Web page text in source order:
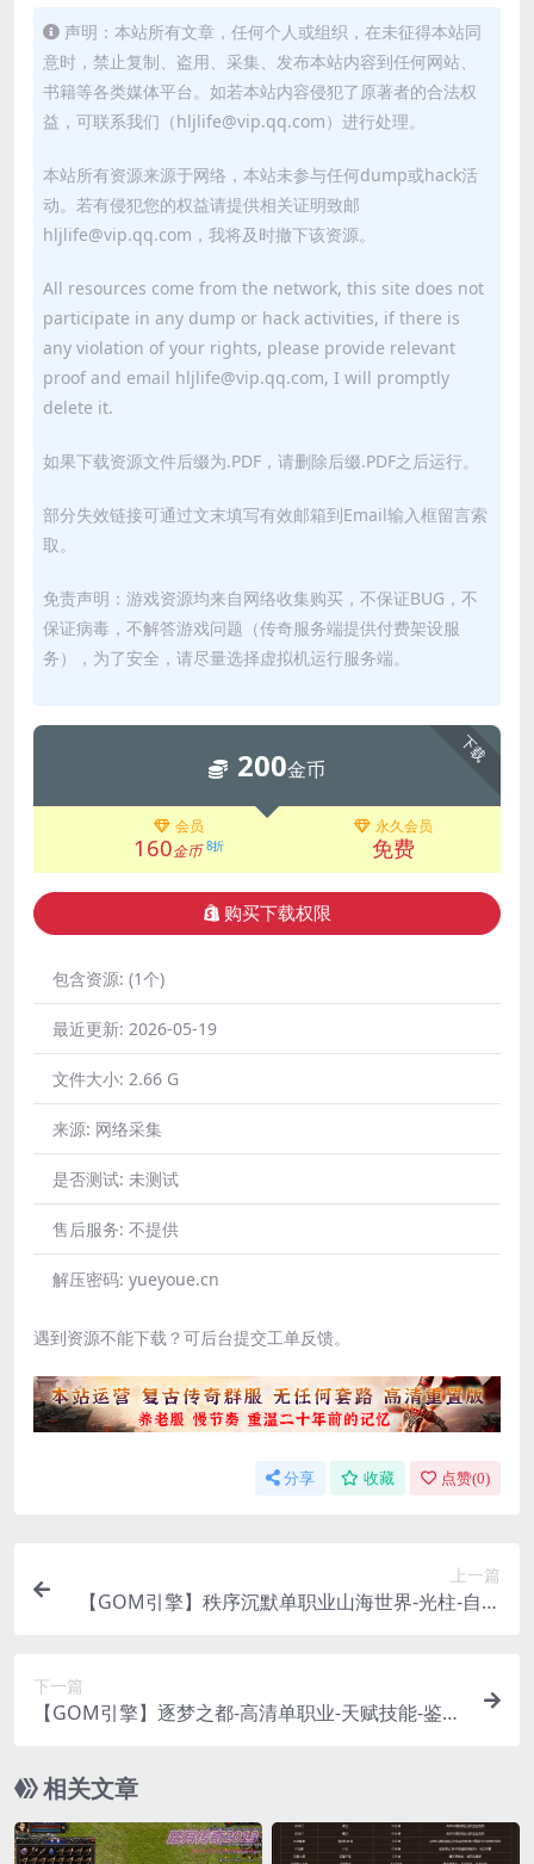
声明：本站所有文章，任何个人或组织，在未征得本站同
意时，禁止复制、盗用、采集、发布本站内容到任何网站、
书籍等各类媒体平台。如若本站内容侵犯了原著者的合法权
益，可联系我们（hljlife@vip.qq.com）进行处理。
本站所有资源来源于网络，本站未参与任何dump或hack活
动。若有侵犯您的权益请提供相关证明致邮
hljlife@vip.qq.com，我将及时撤下该资源。
All resources come from the network, this site does not
participate in any dump or hack activities, if there is
any violation of your rights, please provide relevant
proof and email hljlife@vip.qq.com, I will promptly
delete it.
如果下载资源文件后缀为.PDF，请删除后缀.PDF之后运行。
部分失效链接可通过文末填写有效邮箱到Email输入框留言索
取。
免责声明：游戏资源均来自网络收集购买，不保证BUG，不
保证病毒，不解答游戏问题（传奇服务端提供付费架设服
务），为了安全，请尽量选择虚拟机运行服务端。
下载
200金币
会员
160金币 8折
永久会员
免费
购买下载权限
包含资源: (1个)
最近更新: 2026-05-19
文件大小: 2.66 G
来源: 网络采集
是否测试: 未测试
售后服务: 不提供
解压密码: yueyoue.cn
遇到资源不能下载？可后台提交工单反馈。
分享 收藏 点赞(0)
上一篇
【GOM引擎】秩序沉默单职业山海世界-光柱-自动
下一篇
【GOM引擎】逐梦之都-高清单职业-天赋技能-鉴定
相关文章